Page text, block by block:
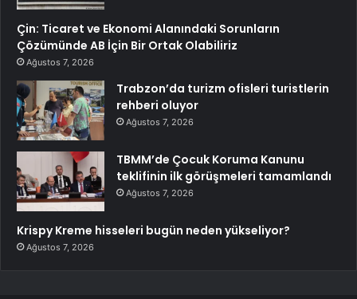
Çin: Ticaret ve Ekonomi Alanındaki Sorunların
Çözümünde AB İçin Bir Ortak Olabiliriz
Ağustos 7, 2026
Trabzon’da turizm ofisleri turistlerin
rehberi oluyor
Ağustos 7, 2026
TBMM’de Çocuk Koruma Kanunu
teklifinin ilk görüşmeleri tamamlandı
Ağustos 7, 2026
Krispy Kreme hisseleri bugün neden yükseliyor?
Ağustos 7, 2026